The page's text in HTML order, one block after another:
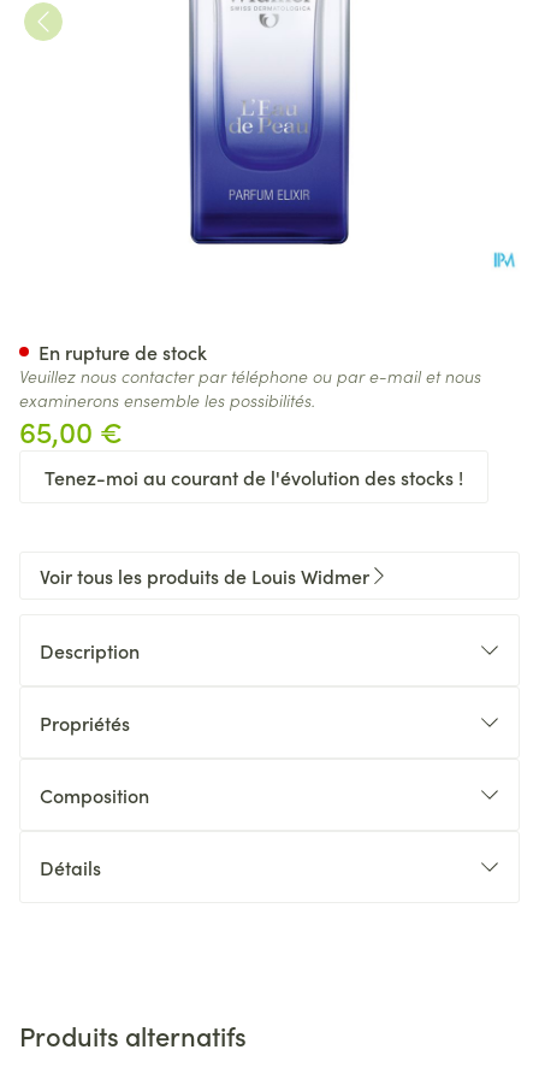
65,00 €
Tenez-moi au courant de l'évolution des stocks !
En rupture de stock
Veuillez nous contacter par téléphone ou par e-mail et nous
examinerons ensemble les possibilités.
Voir tous les produits de Louis Widmer
Description
Propriétés
Composition
Détails
Produits alternatifs